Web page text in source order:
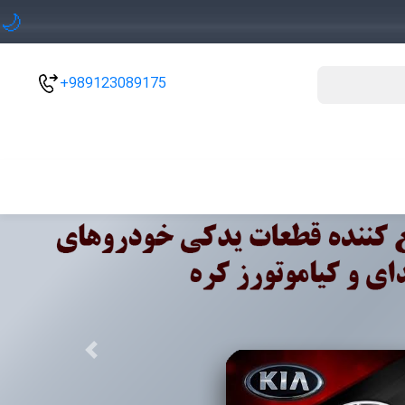
🌙
+989123089175
Previous